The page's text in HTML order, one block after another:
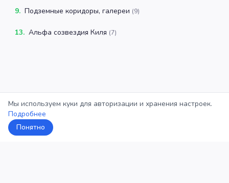
9. Подземные коридоры, галереи (9)
13. Альфа созвездия Киля (7)
Мы используем куки для авторизации и хранения настроек.
Подробнее
Понятно